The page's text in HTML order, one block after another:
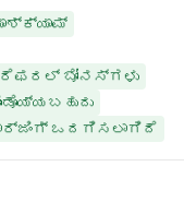
ರೆಫರಲ್ ಬೋನಸ್‌ಗಳು
ಒದಗಿಸಲಾಗಿದೆ